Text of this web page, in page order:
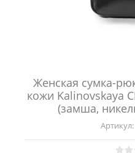
Женская сумка-
кожи Kalinovskaya
(замша,
Артикул: